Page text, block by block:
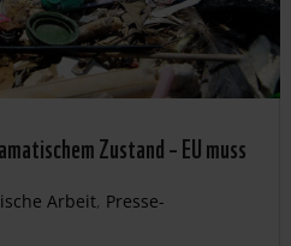
Zustand – EU muss
Arbeit, Presse-